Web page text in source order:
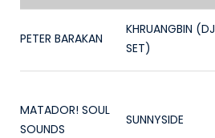
PETER BARAKAN
KHRUANGBIN (DJ
SET)
MATADOR! SOUL
SOUNDS
SUNNYSIDE